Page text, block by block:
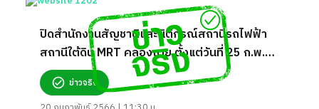
ปิดสำนักงานสัญชาติและนิติกรณ์สถานีรถไฟฟ้า
สถานีใต้ดิน MRT คลองเตย ตั้งแต่วันที่ 25 ก.พ.
66 ย้ายไปเอ็มบีเค เซ็นเตอร์ เริ่ม 1 มี.ค. 66
เป็นต้นไป จริงหรือ?
ข่าวจริง